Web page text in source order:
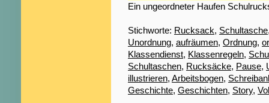
Ein ungeordneter Haufen
Stichworte: Rucksack, Schultasche
Unordnung, aufräumen, Ordnung,
Klassendienst, Klassenregeln,
Schultaschen, Rucksäcke, Pause,
illustrieren, Arbeitsbogen,
Geschichte, Geschichten, Story,